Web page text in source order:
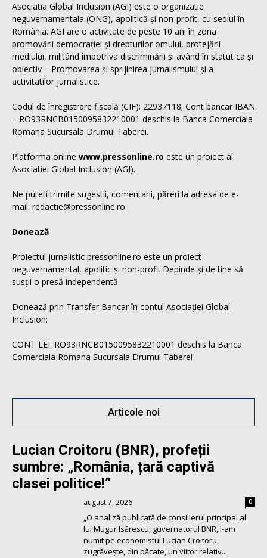
Asociatia Global Inclusion (AGI) este o organizatie
neguvernamentala (ONG), apolitică și non-profit, cu sediul în
România. AGI are o activitate de peste 10 ani în zona
promovării democrației și drepturilor omului, protejării
mediului, militând împotriva discriminării și având în statut ca și
obiectiv – Promovarea și sprijinirea jurnalismului și a
activitatilor jurnalistice.
Codul de înregistrare fiscală (CIF): 22937118; Cont bancar IBAN
– RO93RNCB0150095832210001 deschis la Banca Comerciala
Romana Sucursala Drumul Taberei.
Platforma online www.pressonline.ro este un proiect al
Asociatiei Global Inclusion (AGI).
Ne puteti trimite sugestii, comentarii, păreri la adresa de e-
mail: redactie@pressonline.ro.
Donează
Proiectul jurnalistic pressonline.ro este un proiect
neguvernamental, apolitic și non-profit.Depinde și de tine să
susții o presă independentă.
Donează prin Transfer Bancar în contul Asociației Global
Inclusion:
CONT LEI: RO93RNCB0150095832210001 deschis la Banca
Comerciala Romana Sucursala Drumul Taberei
Articole noi
Lucian Croitoru (BNR), profeții
sumbre: „România, țară captivă
clasei politice!”
august 7, 2026 0
„O analiză publicată de consilierul principal al
lui Mugur Isărescu, guvernatorul BNR, l-am
numit pe economistul Lucian Croitoru,
zugrăvește, din păcate, un viitor relativ...